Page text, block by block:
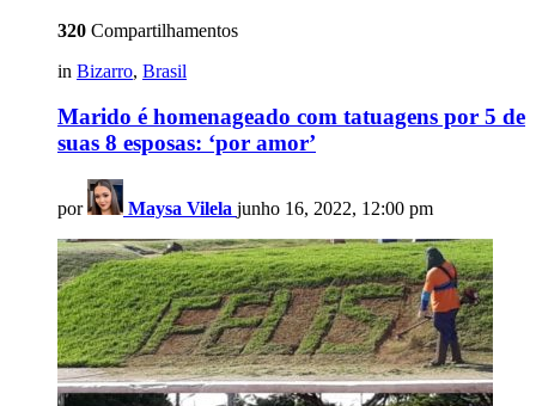
320 Compartilhamentos
in Bizarro, Brasil
Marido é homenageado com tatuagens por 5 de
suas 8 esposas: ‘por amor’
por Maysa Vilela junho 16, 2022, 12:00 pm